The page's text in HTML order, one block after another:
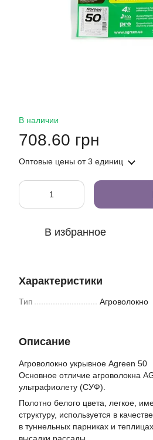
В наличии
708.60 грн
Оптовые цены от 3 единиц
В избранное
Характеристики
Тип Агроволокно
Описание
Агроволокно укрывное Agreen 50
Основное отличие агроволокна
ультрафиолету (СУФ).
Полотно белого цвета, легкое,
структуру, используется в
в туннельных парниках и